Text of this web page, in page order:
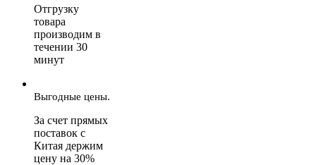
Отгрузку
товара
производим в
течении 30
минут
Выгодные цены.
За счет прямых
поставок с
Китая держим
цену на 30%